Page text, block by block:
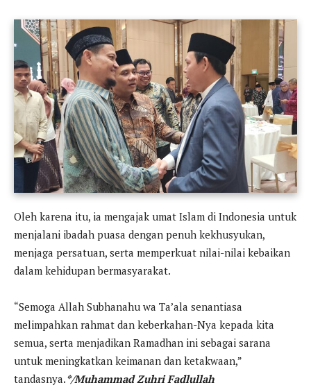
Oleh karena itu, ia mengajak umat Islam di Indonesia untuk
menjalani ibadah puasa dengan penuh kekhusyukan,
menjaga persatuan, serta memperkuat nilai-nilai kebaikan
dalam kehidupan bermasyarakat.
“Semoga Allah Subhanahu wa Ta’ala senantiasa
melimpahkan rahmat dan keberkahan-Nya kepada kita
semua, serta menjadikan Ramadhan ini sebagai sarana
untuk meningkatkan keimanan dan ketakwaan,”
tandasnya.*/Muhammad Zuhri Fadlullah